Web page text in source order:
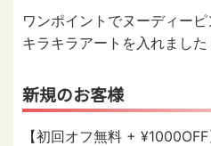
ワンポイントでヌーディー
キラキラアートを入れました
新規のお客様
【初回オフ無料 +